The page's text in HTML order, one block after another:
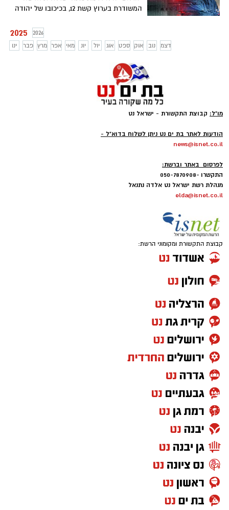
המשודרת בערוץ קשת 12, בכיכובו של יהודה
השב"כ הצעיר ביותר בתולדות המדינה,
המתמודד עם דליפה חמורה המאיימת על
הארגון ומטלטלת את חייו האישיים
והמקצועיים.
2025
2026
ינו
פבר מרץ אפר מאי יונ יול אוג ספט אוק נוב דצמ
מו"ל: קבוצת התקשורת - ישראל נט
הודעות לאתר בת ים נט ניתן לשלוח בדוא"ל -
news@isnet.co.il
לפרסום באתר וברשת:
התקשרו -050-7870908
מנהלת רשת ישראל נט אלדה נתנאל
elda@isnet.co.il
קבוצת התקשורת ומקומוני הרשת: